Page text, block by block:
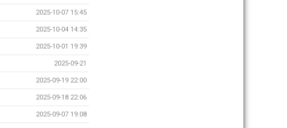
2025-10-07 15:45
2025-10-04 14:35
2025-10-01 19:39
2025-09-21
2025-09-19 22:00
2025-09-18 22:06
2025-09-07 19:08